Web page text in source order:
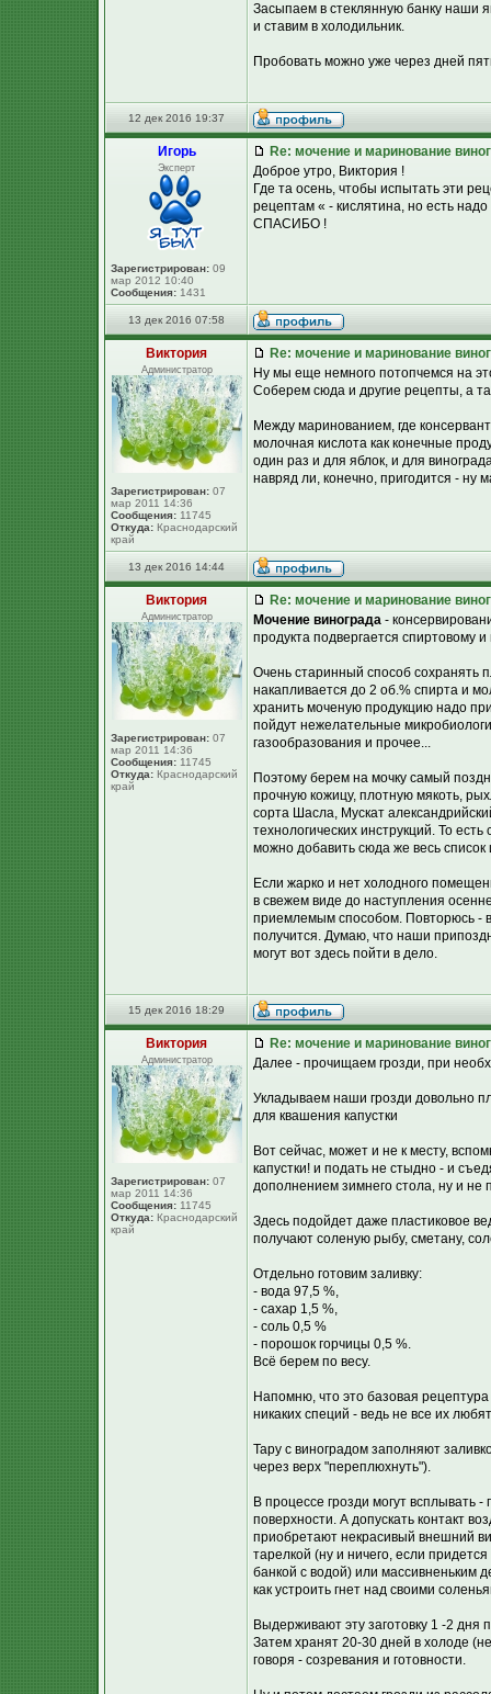
Засыпаем в стеклянную банку наши
и ставим в холодильник.
Пробовать можно уже через дней
12 дек 2016 19:37
Игорь
Эксперт
Зарегистрирован: 09
мар 2012 10:40
Сообщения: 1431
Re: мочение и маринование
Доброе утро, Виктория !
Где та осень, чтобы испытать эти
рецептам « - кислятина, но есть
СПАСИБО !
13 дек 2016 07:58
Виктория
Администратор
Зарегистрирован: 07
мар 2011 14:36
Сообщения: 11745
Откуда: Краснодарский
край
Re: мочение и маринование
Ну мы еще немного потопчемся на
Соберем сюда и другие рецепты, а
Между маринованием, где
молочная кислота как конечные
один раз и для яблок, и для
навряд ли, конечно, пригодится - ну
13 дек 2016 14:44
Виктория
Администратор
Зарегистрирован: 07
мар 2011 14:36
Сообщения: 11745
Откуда: Краснодарский
край
Re: мочение и маринование
Мочение винограда -
продукта подвергается спиртовому
Очень старинный способ сохранять
накапливается до 2 об.% спирта и
хранить моченую продукцию надо
пойдут нежелательные
газообразования и прочее...
Поэтому берем на мочку самый
прочную кожицу, плотную мякоть,
сорта Шасла, Мускат
технологических инструкций. То
можно добавить сюда же весь
Если жарко и нет холодного
в свежем виде до наступления
приемлемым способом. Повторюсь -
получится. Думаю, что наши
могут вот здесь пойти в дело.
15 дек 2016 18:29
Виктория
Администратор
Зарегистрирован: 07
мар 2011 14:36
Сообщения: 11745
Откуда: Краснодарский
край
Re: мочение и маринование
Далее - прочищаем грозди, при
Укладываем наши грозди довольно
для квашения капустки
Вот сейчас, может и не к месту,
капустки! и подать не стыдно - и
дополнением зимнего стола, ну и не
Здесь подойдет даже пластиковое
получают соленую рыбу, сметану,
Отдельно готовим заливку:
- вода 97,5 %,
- сахар 1,5 %,
- соль 0,5 %
- порошок горчицы 0,5 %.
Всё берем по весу.
Напомню, что это базовая
никаких специй - ведь не все их
Тару с виноградом заполняют
через верх "переплюхнуть").
В процессе грозди могут всплывать -
поверхности. А допускать контакт
приобретают некрасивый внешний
тарелкой (ну и ничего, если
банкой с водой) или массивненьким
как устроить гнет над своими
Выдерживают эту заготовку 1 -2 дня
Затем хранят 20-30 дней в холоде
говоря - созревания и готовности.